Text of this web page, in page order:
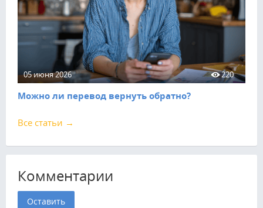
05 июня 2026 220
Можно ли перевод вернуть обратно?
Все статьи →
Комментарии
Оставить